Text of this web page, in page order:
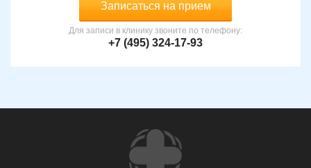
Записаться на прием
Для записи в клинику звоните по телефону:
+7 (495) 324-17-93